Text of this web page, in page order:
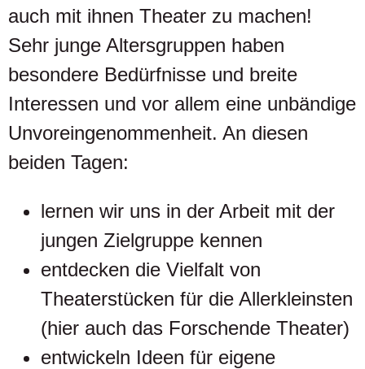
auch mit ihnen Theater zu machen!
Sehr junge Altersgruppen haben
besondere Bedürfnisse und breite
Interessen und vor allem eine unbändige
Unvoreingenommenheit. An diesen
beiden Tagen:
lernen wir uns in der Arbeit mit der
jungen Zielgruppe kennen
entdecken die Vielfalt von
Theaterstücken für die Allerkleinsten
(hier auch das Forschende Theater)
entwickeln Ideen für eigene